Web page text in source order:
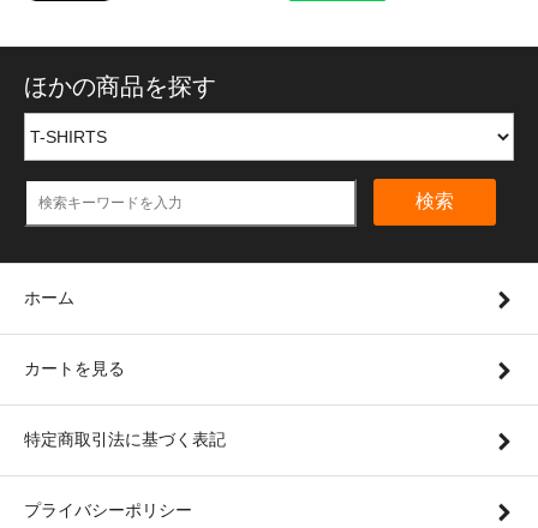
ほかの商品を探す
検索
ホーム
カートを見る
特定商取引法に基づく表記
プライバシーポリシー